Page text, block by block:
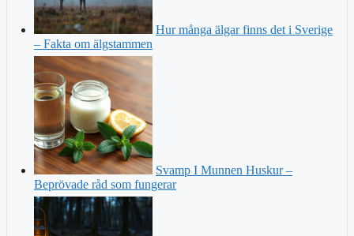
Hur många älgar finns det i Sverige
– Fakta om älgstammen
Svamp I Munnen Huskur –
Beprövade råd som fungerar